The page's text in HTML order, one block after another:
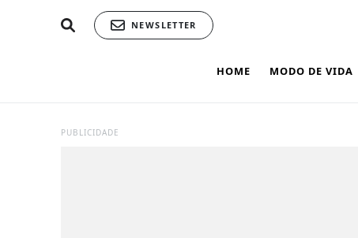
NEWSLETTER
HOME MODO DE VIDA
PUBLICIDADE